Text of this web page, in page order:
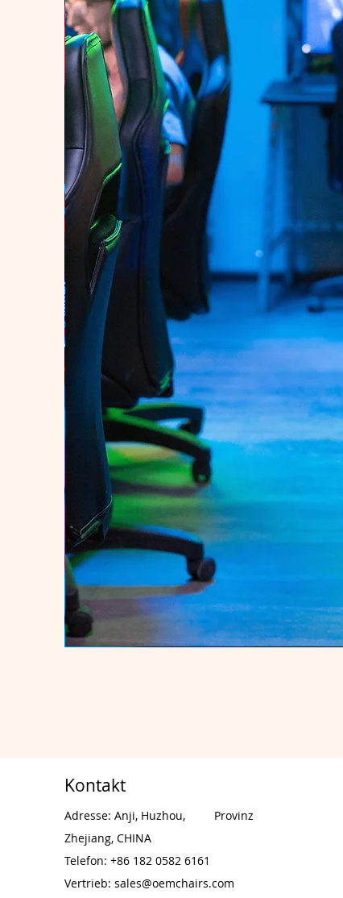
Kontakt
Adresse: Anji, Huzhou,
Provinz
Zhejiang, CHINA
Telefon: +86 182 0582 6161
Vertrieb: sales@oemchairs.com